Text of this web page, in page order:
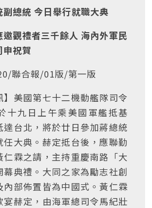
副總統 今日舉行就職大典
邀觀禮者三千餘人 海內外軍民
申祝賀
聯合報/01版/第一版
】美國第七十二機動艦隊司令
十九日上午乘美國軍艦抵基
達台北，將於廿日參加蔣總統
任大典。赫定抵台後，應聯勤
仁霖之請，主持重慶南路「大
幕典禮。大同之家為勵志社創
內部佈置皆為中國式。黃仁霖
宴赫定，由海軍總司令馬紀壯